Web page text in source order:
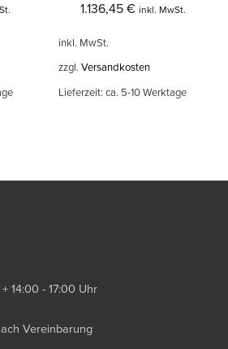
1.136,45 € inkl. MwSt.
inkl. MwSt.
zzgl. Versandkosten
Lieferzeit: ca. 5-10 Werktage
14:00 - 17:00 Uhr
Vereinbarung